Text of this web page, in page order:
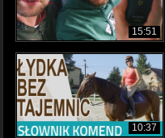
15:51
10:37